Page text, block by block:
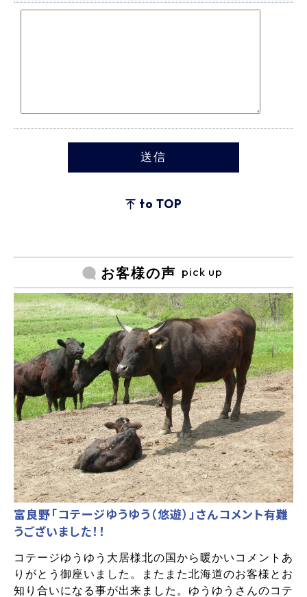
to TOP
お客様の声 pick up
富良野「コテージゆうゆう（悠遊）」さんコメント有難
うございました！！
コテージゆうゆう大居様北の国から暖かいコメントあ
りがとう御座いました。またまた北海道のお客様とお
知り合いになる事が出来ました。ゆうゆうさんのコテ